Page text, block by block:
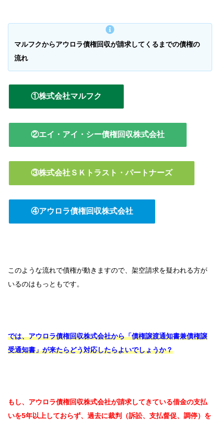
マルフクからアウロラ債権回収が請求してくるまでの債権の
流れ
①株式会社マルフク
②エイ・アイ・シー債権回収株式会社
③株式会社ＳＫトラスト・パートナーズ
④アウロラ債権回収株式会社
このような流れで債権が動きますので、架空請求を疑われる方が
いるのはもっともです。
では、アウロラ債権回収株式会社から「債権譲渡通知書兼債権譲
受通知書」が来たらどう対応したらよいでしょうか？
もし、アウロラ債権回収株式会社が請求してきている借金の支払
いを5年以上しておらず、過去に裁判（訴訟、支払督促、調停）を